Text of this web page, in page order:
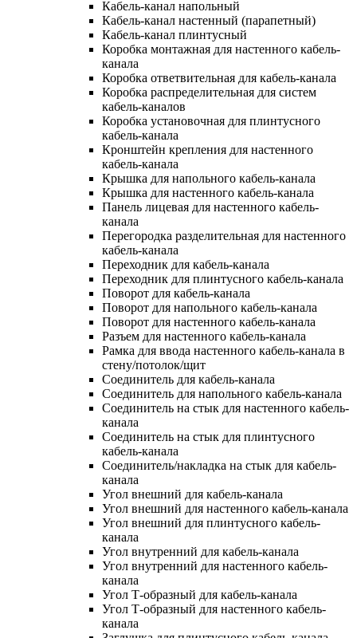
Кабель-канал напольный
Кабель-канал настенный (парапетный)
Кабель-канал плинтусный
Коробка монтажная для настенного кабель-
канала
Коробка ответвительная для кабель-канала
Коробка распределительная для систем
кабель-каналов
Коробка установочная для плинтусного
кабель-канала
Кронштейн крепления для настенного
кабель-канала
Крышка для напольного кабель-канала
Крышка для настенного кабель-канала
Панель лицевая для настенного кабель-
канала
Перегородка разделительная для настенного
кабель-канала
Переходник для кабель-канала
Переходник для плинтусного кабель-канала
Поворот для кабель-канала
Поворот для напольного кабель-канала
Поворот для настенного кабель-канала
Разъем для настенного кабель-канала
Рамка для ввода настенного кабель-канала в
стену/потолок/щит
Соединитель для кабель-канала
Соединитель для напольного кабель-канала
Соединитель на стык для настенного кабель-
канала
Соединитель на стык для плинтусного
кабель-канала
Соединитель/накладка на стык для кабель-
канала
Угол внешний для кабель-канала
Угол внешний для настенного кабель-канала
Угол внешний для плинтусного кабель-
канала
Угол внутренний для кабель-канала
Угол внутренний для настенного кабель-
канала
Угол Т-образный для кабель-канала
Угол Т-образный для настенного кабель-
канала